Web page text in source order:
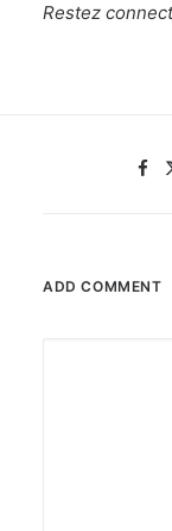
Restez
ADD COMMENT